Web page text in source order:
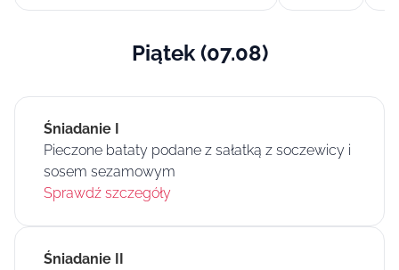
Piątek (07.08)
Śniadanie I
Pieczone bataty podane z sałatką z soczewicy i
sosem sezamowym
Sprawdź szczegóły
Śniadanie II